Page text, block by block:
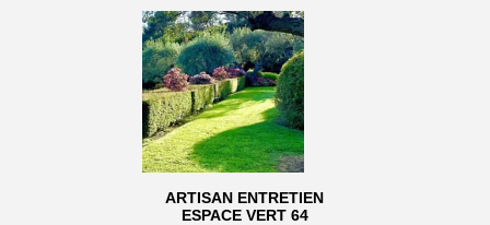
ARTISAN ENTRETIEN
ESPACE VERT 64